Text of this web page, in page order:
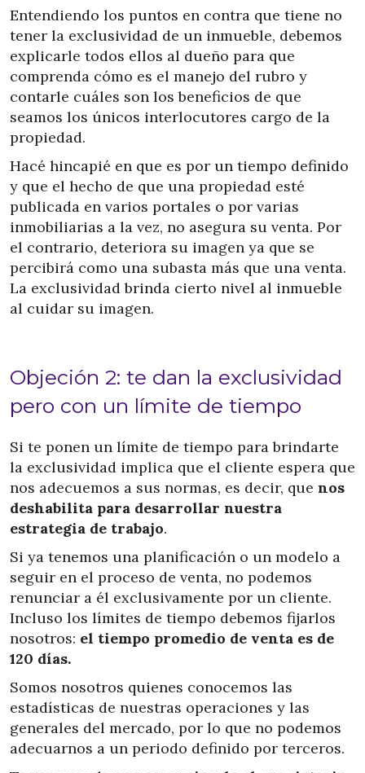
Entendiendo los puntos en contra que tiene no
tener la exclusividad de un inmueble, debemos
explicarle todos ellos al dueño para que
comprenda cómo es el manejo del rubro y
contarle cuáles son los beneficios de que
seamos los únicos interlocutores cargo de la
propiedad.
Hacé hincapié en que es por un tiempo definido
y que el hecho de que una propiedad esté
publicada en varios portales o por varias
inmobiliarias a la vez, no asegura su venta. Por
el contrario, deteriora su imagen ya que se
percibirá como una subasta más que una venta.
La exclusividad brinda cierto nivel al inmueble
al cuidar su imagen.
Objeción 2: te dan la exclusividad
pero con un límite de tiempo
Si te ponen un límite de tiempo para brindarte
la exclusividad implica que el cliente espera que
nos adecuemos a sus normas, es decir, que nos
deshabilita para desarrollar nuestra
estrategia de trabajo.
Si ya tenemos una planificación o un modelo a
seguir en el proceso de venta, no podemos
renunciar a él exclusivamente por un cliente.
Incluso los límites de tiempo debemos fijarlos
nosotros: el tiempo promedio de venta es de
120 días.
Somos nosotros quienes conocemos las
estadísticas de nuestras operaciones y las
generales del mercado, por lo que no podemos
adecuarnos a un periodo definido por terceros.